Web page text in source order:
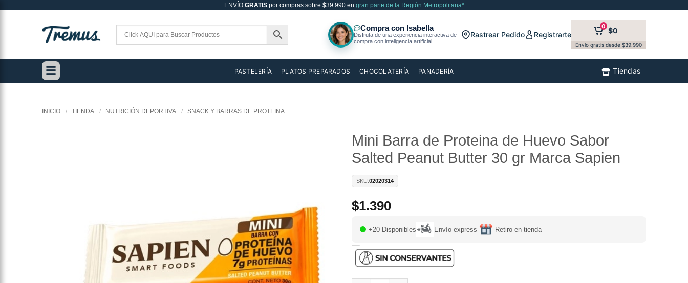
ENVÍO GRATISpor compras sobre $39.990 en gran parte de la Región Metropolitana*
Rastrear Pedido Registrarte
0 $0
Envío gratis desde $39.990
PASTELERÍA PLATOS PREPARADOS CHOCOLATERÍA PANADERÍA Tiendas
INICIO / TIENDA / NUTRICIÓN DEPORTIVA / SNACK Y BARRAS DE PROTEINA
Mini Barra de Proteina de Huevo Sabor
Salted Peanut Butter 30 gr Marca Sapien
SKU:02020314
$1.390
+20 Disponibles Envío express Retiro en tienda